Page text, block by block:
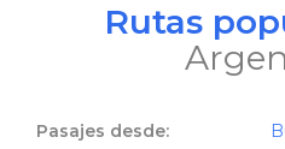
Rutas
Pasajes desde: